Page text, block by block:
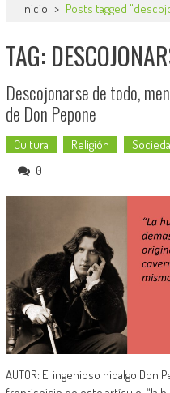
Inicio > Posts tagged
TAG:
Descojonarse de todo,
de Don Pepone
Cultura Religión
0
AUTOR: El ingenioso hidalgo